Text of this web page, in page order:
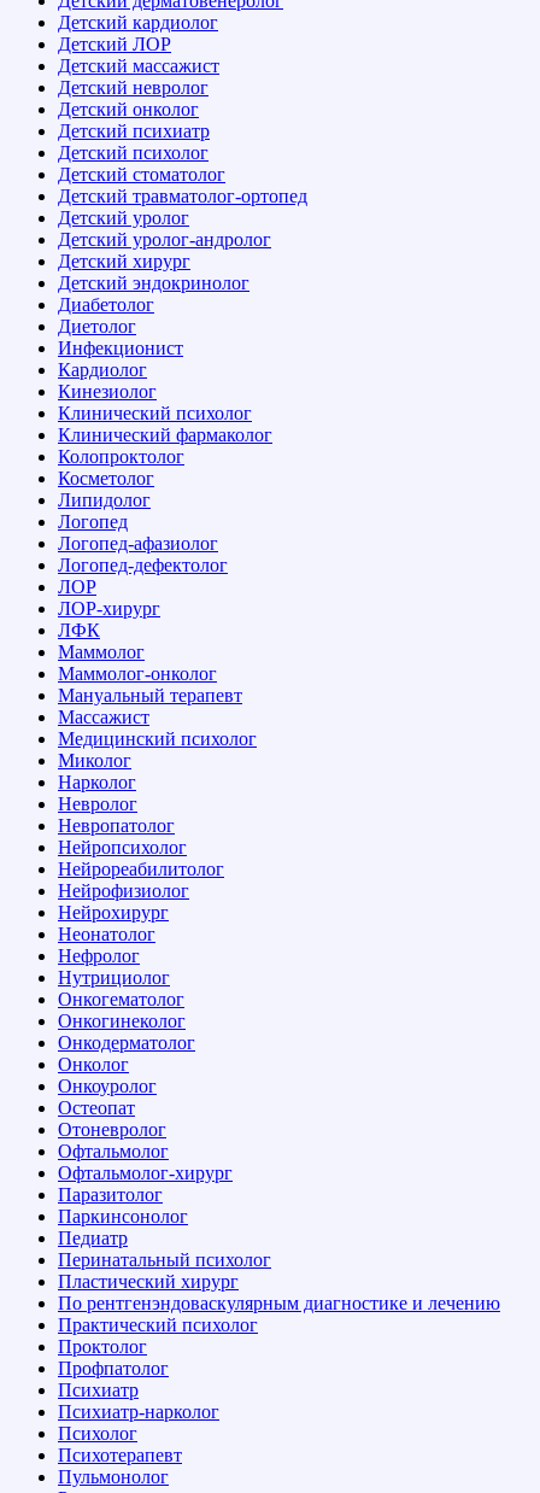
Детский кардиолог
Детский ЛОР
Детский массажист
Детский невролог
Детский онколог
Детский психиатр
Детский психолог
Детский стоматолог
Детский травматолог-ортопед
Детский уролог
Детский уролог-андролог
Детский хирург
Детский эндокринолог
Диабетолог
Диетолог
Инфекционист
Кардиолог
Кинезиолог
Клинический психолог
Клинический фармаколог
Колопроктолог
Косметолог
Липидолог
Логопед
Логопед-афазиолог
Логопед-дефектолог
ЛОР
ЛОР-хирург
ЛФК
Маммолог
Маммолог-онколог
Мануальный терапевт
Массажист
Медицинский психолог
Миколог
Нарколог
Невролог
Невропатолог
Нейропсихолог
Нейрореабилитолог
Нейрофизиолог
Нейрохирург
Неонатолог
Нефролог
Нутрициолог
Онкогематолог
Онкогинеколог
Онкодерматолог
Онколог
Онкоуролог
Остеопат
Отоневролог
Офтальмолог
Офтальмолог-хирург
Паразитолог
Паркинсонолог
Педиатр
Перинатальный психолог
Пластический хирург
По рентгенэндоваскулярным диагностике и лечению
Практический психолог
Проктолог
Профпатолог
Психиатр
Психиатр-нарколог
Психолог
Психотерапевт
Пульмонолог